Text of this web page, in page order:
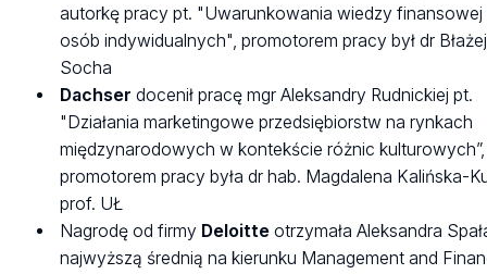
autorkę pracy pt. "Uwarunkowania wiedzy finansowej
osób indywidualnych", promotorem pracy był dr Błażej
Socha
Dachser docenił pracę mgr Aleksandry Rudnickiej pt.
"Działania marketingowe przedsiębiorstw na rynkach
międzynarodowych w kontekście różnic kulturowych”,
promotorem pracy była dr hab. Magdalena Kalińska-
prof. UŁ
Nagrodę od firmy Deloitte otrzymała Aleksandra
najwyższą średnią na kierunku Management and